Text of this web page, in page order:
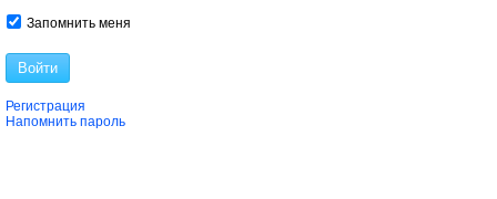
Запомнить меня
Войти
Регистрация
Напомнить пароль